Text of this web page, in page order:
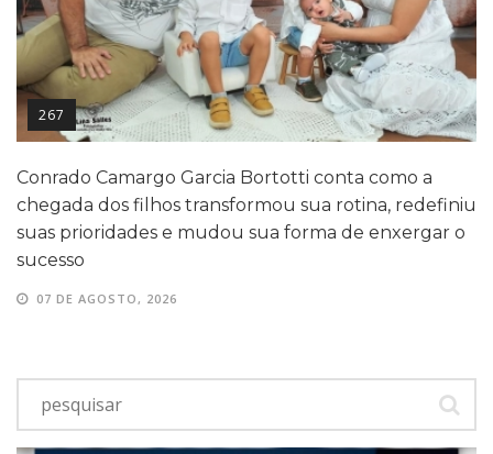
267
Conrado Camargo Garcia Bortotti conta como a
chegada dos filhos transformou sua rotina, redefiniu
suas prioridades e mudou sua forma de enxergar o
sucesso
07 DE AGOSTO, 2026